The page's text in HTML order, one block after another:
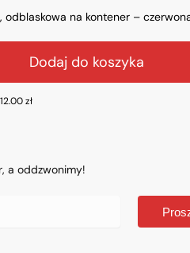
odblaskowa na kontener –
Dodaj do koszyka
12.00zł
a oddzwonimy!